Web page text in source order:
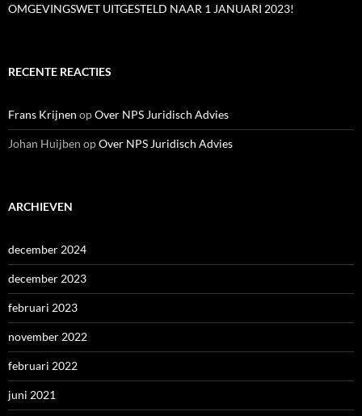
OMGEVINGSWET UITGESTELD NAAR 1 JANUARI 2023!
RECENTE REACTIES
Frans Krijnen opOver NPS Juridisch Advies
Johan Huijben opOver NPS Juridisch Advies
ARCHIEVEN
december 2024
december 2023
februari 2023
november 2022
februari 2022
juni 2021